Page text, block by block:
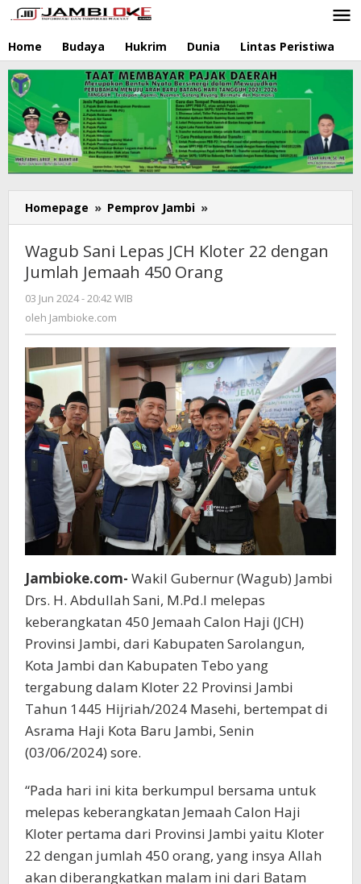
Lewati
ke
konten
Home Budaya Hukrim Dunia Lintas Peristiwa
Homepage » Pemprov Jambi »
Sani
Lepas
JCH
Kloter
450
Orang
Wagub Sani Lepas JCH Kloter 22 dengan
Jumlah Jemaah 450 Orang
03 Jun 2024 - 20:42 WIB
oleh Jambioke.com
Jambioke.com- Wakil Gubernur (Wagub) Jambi
Drs. H. Abdullah Sani, M.Pd.I melepas
keberangkatan 450 Jemaah Calon Haji (JCH)
Provinsi Jambi, dari Kabupaten Sarolangun,
Kota Jambi dan Kabupaten Tebo yang
tergabung dalam Kloter 22 Provinsi Jambi
Tahun 1445 Hijriah/2024 Masehi, bertempat di
Asrama Haji Kota Baru Jambi, Senin
(03/06/2024) sore.
“Pada hari ini kita berkumpul bersama untuk
melepas keberangkatan Jemaah Calon Haji
Kloter pertama dari Provinsi Jambi yaitu Kloter
22 dengan jumlah 450 orang, yang insya Allah
akan diberangkatkan malam ini dari Batam